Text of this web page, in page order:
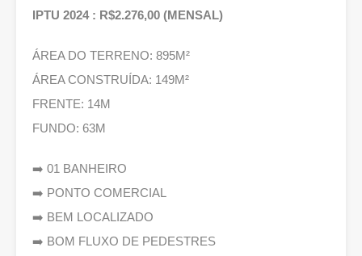
IPTU 2024 : R$2.276,00 (MENSAL)
ÁREA DO TERRENO: 895M²
ÁREA CONSTRUÍDA: 149M²
FRENTE: 14M
FUNDO: 63M
➡️ 01 BANHEIRO
➡️ PONTO COMERCIAL
➡️ BEM LOCALIZADO
➡️ BOM FLUXO DE PEDESTRES